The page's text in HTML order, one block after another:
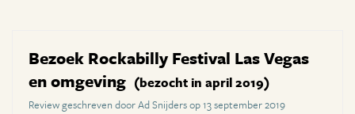
Bezoek Rockabilly Festival Las Vegas
en omgeving (bezocht in april 2019)
Review geschreven door Ad Snijders op 13 september 2019